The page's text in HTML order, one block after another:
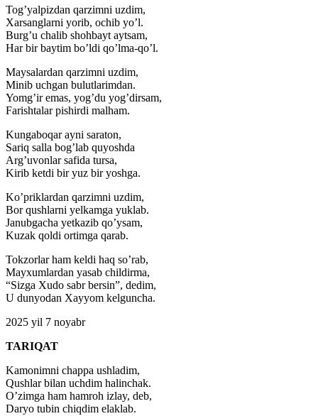
Tog’yalpizdan qarzimni uzdim,
Xarsanglarni yorib, ochib yo’l.
Burg’u chalib shohbayt aytsam,
Har bir baytim bo’ldi qo’lma-qo’l.
Maysalardan qarzimni uzdim,
Minib uchgan bulutlarimdan.
Yomg’ir emas, yog’du yog’dirsam,
Farishtalar pishirdi malham.
Kungaboqar ayni saraton,
Sariq salla bog’lab quyoshda
Arg’uvonlar safida tursa,
Kirib ketdi bir yuz bir yoshga.
Ko’priklardan qarzimni uzdim,
Bor qushlarni yelkamga yuklab.
Janubgacha yetkazib qo’ysam,
Kuzak qoldi ortimga qarab.
Tokzorlar ham keldi haq so’rab,
Mayxumlardan yasab childirma,
“Sizga Xudo sabr bersin”, dedim,
U dunyodan Xayyom kelguncha.
2025 yil 7 noyabr
TARIQAT
Kamonimni chappa ushladim,
Qushlar bilan uchdim halinchak.
O’zimga ham hamroh izlay, deb,
Daryo tubin chiqdim elaklab.